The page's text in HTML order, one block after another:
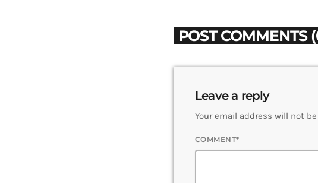
POST COMMENTS
Leave a reply
Your email address will not
COMMENT*